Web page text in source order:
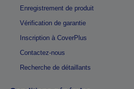
Enregistrement de produit
Vérification de garantie
Inscription à CoverPlus
Contactez-nous
Recherche de détaillants